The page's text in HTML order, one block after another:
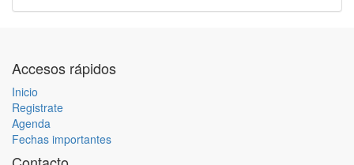
Accesos rápidos
Inicio
Registrate
Agenda
Fechas importantes